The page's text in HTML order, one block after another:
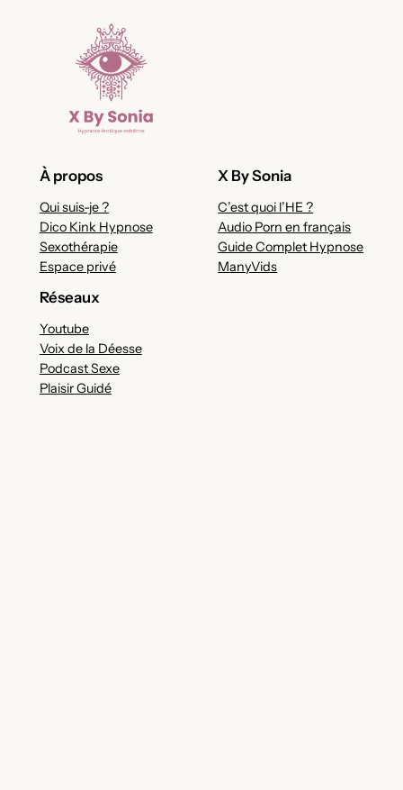
À propos
Qui suis-je ?
Dico Kink Hypnose
Sexothérapie
Espace privé
X By Sonia
C’est quoi l’HE ?
Audio Porn en français
Guide Complet Hypnose
ManyVids
Réseaux
Youtube
Voix de la Déesse
Podcast Sexe
Plaisir Guidé